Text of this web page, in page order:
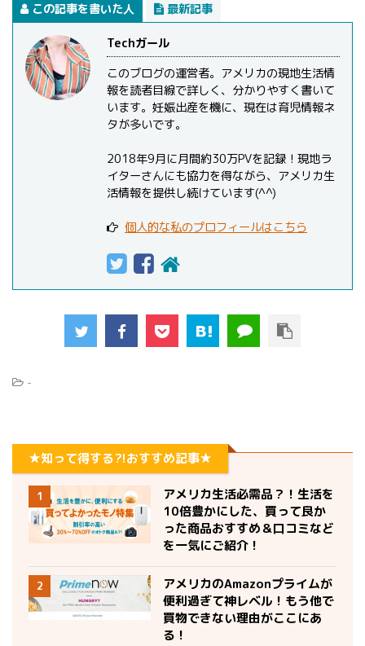
この記事を書いた人 最新記事
Techガール
このブログの運営者。アメリカの現地生活情
報を読者目線で詳しく、分かりやすく書いて
います。妊娠出産を機に、現在は育児情報ネ
タが多いです。
2018年9月に月間約30万PVを記録！現地ラ
イターさんにも協力を得ながら、アメリカ生
活情報を提供し続けています(^^)
個人的な私のプロフィールはこちら
-
★知って得する?!おすすめ記事★
1
アメリカ生活必需品？！生活を
10倍豊かにした、買って良か
った商品おすすめ＆口コミなど
を一気にご紹介！
2
アメリカのAmazonプライムが
便利過ぎて神レベル！もう他で
買物できない理由がここにあ
る！